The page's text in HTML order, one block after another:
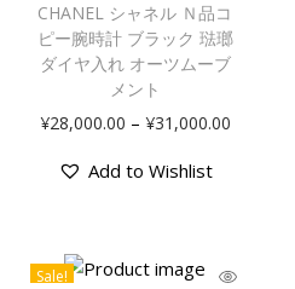
CHANEL シャネル Ｎ品コ
ピー腕時計 ブラック 琺瑯
ダイヤ入れ オーツムーブ
メント
¥28,000.00 – ¥31,000.00
Add to Wishlist
Sale!